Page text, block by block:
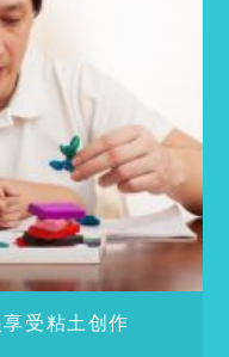
受粘土创作